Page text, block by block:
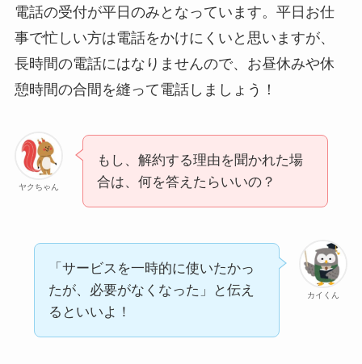
電話の受付が平日のみとなっています。平日お仕
事で忙しい方は電話をかけにくいと思いますが、
長時間の電話にはなりませんので、お昼休みや休
憩時間の合間を縫って電話しましょう！
ヤクちゃん
もし、解約する理由を聞かれた場
合は、何を答えたらいいの？
カイくん
「サービスを一時的に使いたかっ
たが、必要がなくなった」と伝え
るといいよ！